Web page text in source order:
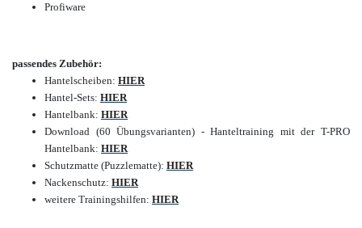
Profiware
passendes Zubehör:
Hantelscheiben: HIER
Hantel-Sets: HIER
Hantelbank: HIER
Download (60 Übungsvarianten) - Hanteltraining mit der T-PRO
Hantelbank: HIER
Schutzmatte (Puzzlematte): HIER
Nackenschutz: HIER
weitere Trainingshilfen: HIER